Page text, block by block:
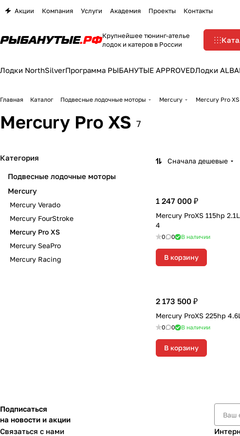
Акции Компания Услуги Академия Проекты Контакты
Крупнейшее тюнинг-ателье
лодок и катеров в России
Лодки NorthSilverПрограмма РЫБАНУТЫЕ APPROVEDЛодки
Главная Каталог Подвесные лодочные моторы Mercury Mercury Pro XS
Mercury Pro XS 7
Сначала дешевые
1 247 000 ₽
Mercury ProXS 115hp
4
0 0 В наличии
В корзину
2 173 500 ₽
Mercury ProXS 225hp
0 0 В наличии
В корзину
Категория
Подвесные лодочные моторы
Mercury
Mercury Verado
Mercury FourStroke
Mercury Pro XS
Mercury SeaPro
Mercury Racing
Подписаться
на новости и акции
Связаться с нами